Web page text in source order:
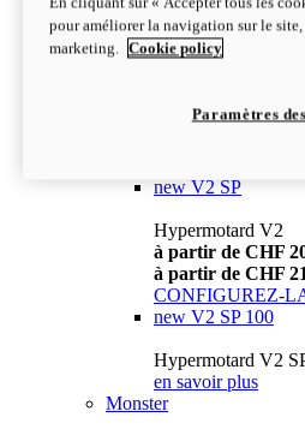
à partir de CHF
CONFIGUREZ-
newV2
à partir de CHF
à partir de CHF
new V2 SP
Hypermotard V2
à partir de CHF
à partir de CHF
CONFIGUREZ-
new V2 SP 100
Hypermotard V2
en savoir plus
Monster
pour améliorer la navigation sur le
marketing.
Cookie policy
Paramètres